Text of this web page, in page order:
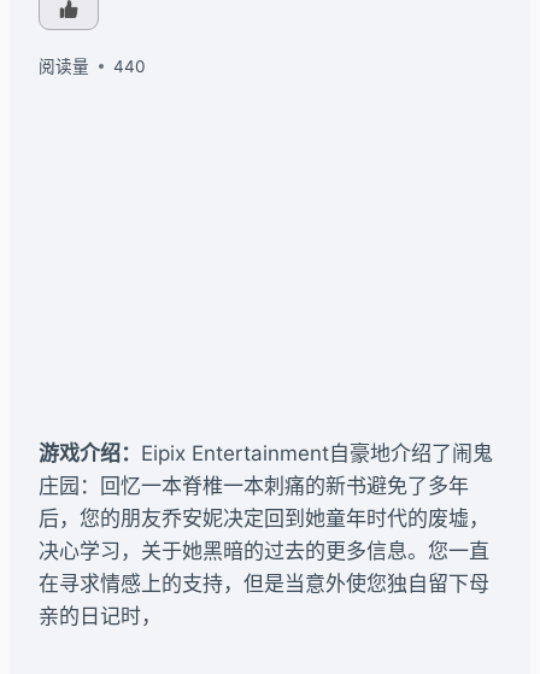
阅读量 440
游戏介绍： Eipix Entertainment自豪地介绍了闹鬼
庄园：回忆一本脊椎一本刺痛的新书避免了多年
后，您的朋友乔安妮决定回到她童年时代的废墟，
决心学习，关于她黑暗的过去的更多信息。您一直
在寻求情感上的支持，但是当意外使您独自留下母
亲的日记时，